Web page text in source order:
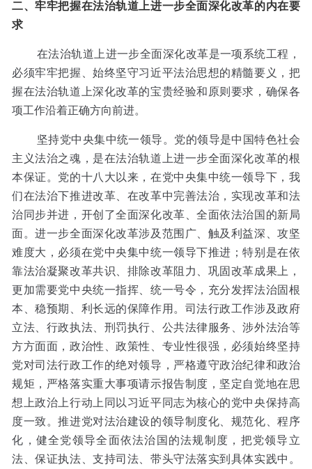
二、牢牢把握在法治轨道上进一步全面深化改革的内在要
求
在法治轨道上进一步全面深化改革是一项系统工程，
必须牢牢把握、始终坚守习近平法治思想的精髓要义，把
握在法治轨道上深化改革的宝贵经验和原则要求，确保各
项工作沿着正确方向前进。
坚持党中央集中统一领导。党的领导是中国特色社会
主义法治之魂，是在法治轨道上进一步全面深化改革的根
本保证。党的十八大以来，在党中央集中统一领导下，我
们在法治下推进改革、在改革中完善法治，实现改革和法
治同步并进，开创了全面深化改革、全面依法治国的新局
面。进一步全面深化改革涉及范围广、触及利益深、攻坚
难度大，必须在党中央集中统一领导下推进；特别是在依
靠法治凝聚改革共识、排除改革阻力、巩固改革成果上，
更加需要党中央统一指挥、统一号令，充分发挥法治固根
本、稳预期、利长远的保障作用。司法行政工作涉及政府
立法、行政执法、刑罚执行、公共法律服务、涉外法治等
方方面面，政治性、政策性、专业性很强，必须始终坚持
党对司法行政工作的绝对领导，严格遵守政治纪律和政治
规矩，严格落实重大事项请示报告制度，坚定自觉地在思
想上政治上行动上同以习近平同志为核心的党中央保持高
度一致。推进党对法治建设的领导制度化、规范化、程序
化，健全党领导全面依法治国的法规制度，把党领导立
法、保证执法、支持司法、带头守法落实到具体实践中。